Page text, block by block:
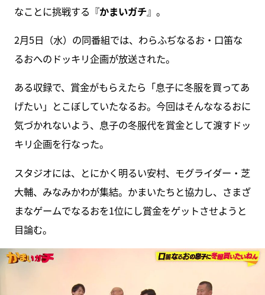
なことに挑戦する『かまいガチ』。
2月5日（水）の同番組では、わらふぢなるお・口笛な
るおへのドッキリ企画が放送された。
ある収録で、賞金がもらえたら「息子に冬服を買ってあ
げたい」とこぼしていたなるお。今回はそんななるおに
気づかれないよう、息子の冬服代を賞金として渡すドッ
キリ企画を行なった。
スタジオには、とにかく明るい安村、モグライダー・芝
大輔、みなみかわが集結。かまいたちと協力し、さまざ
まなゲームでなるおを1位にし賞金をゲットさせようと
目論む。